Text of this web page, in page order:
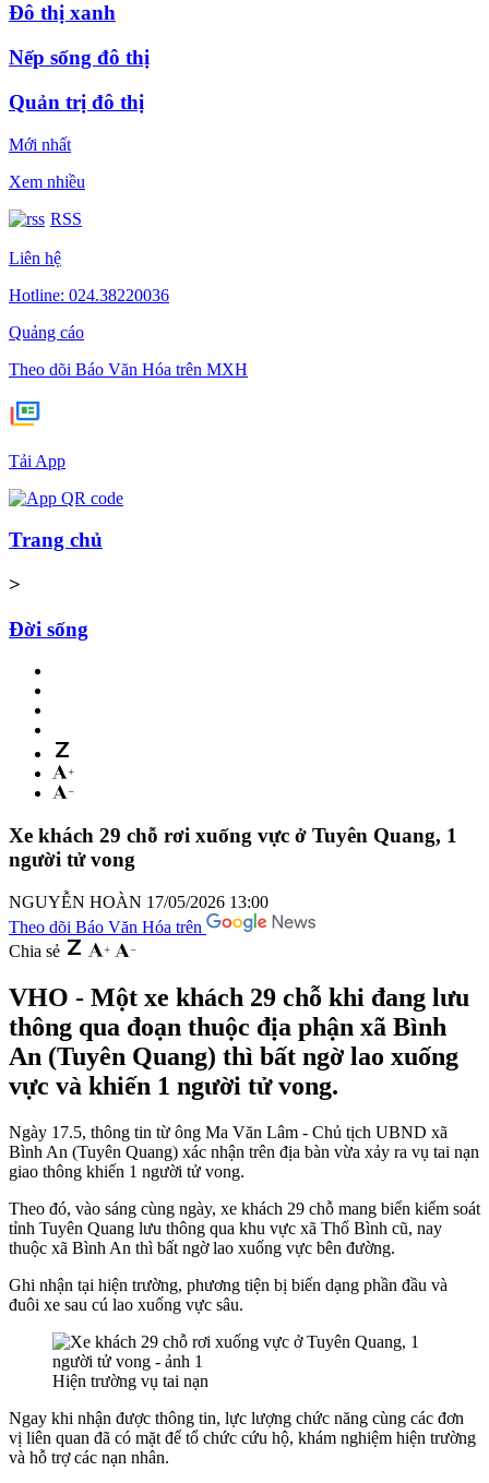
Đô thị xanh
Nếp sống đô thị
Quản trị đô thị
Mới nhất
Xem nhiều
RSS
Liên hệ
Hotline: 024.38220036
Quảng cáo
Theo dõi Báo Văn Hóa trên MXH
Tải App
Trang chủ
>
Đời sống
Xe khách 29 chỗ rơi xuống vực ở Tuyên Quang, 1
người tử vong
NGUYỄN HOÀN 17/05/2026 13:00
Theo dõi Báo Văn Hóa trên
Chia sẻ
VHO - Một xe khách 29 chỗ khi đang lưu
thông qua đoạn thuộc địa phận xã Bình
An (Tuyên Quang) thì bất ngờ lao xuống
vực và khiến 1 người tử vong.
Ngày 17.5, thông tin từ ông Ma Văn Lâm - Chủ tịch UBND xã
Bình An (Tuyên Quang) xác nhận trên địa bàn vừa xảy ra vụ tai nạn
giao thông khiến 1 người tử vong.
Theo đó, vào sáng cùng ngày, xe khách 29 chỗ mang biển kiểm soát
tỉnh Tuyên Quang lưu thông qua khu vực xã Thổ Bình cũ, nay
thuộc xã Bình An thì bất ngờ lao xuống vực bên đường.
Ghi nhận tại hiện trường, phương tiện bị biến dạng phần đầu và
đuôi xe sau cú lao xuống vực sâu.
Hiện trường vụ tai nạn
Ngay khi nhận được thông tin, lực lượng chức năng cùng các đơn
vị liên quan đã có mặt để tổ chức cứu hộ, khám nghiệm hiện trường
và hỗ trợ các nạn nhân.